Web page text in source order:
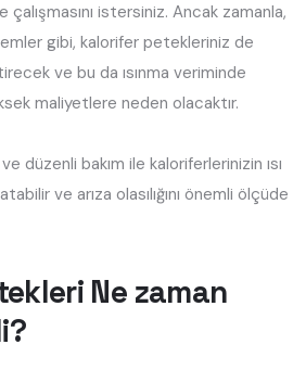
istersiniz. Ancak zamanla,
gibi, kalorifer petekleriniz de
ve bu da ısınma veriminde
maliyetlere neden olacaktır.
ve düzenli bakım ile kaloriferlerinizin ısı
ve arıza olasılığını önemli ölçüde
Ne zaman